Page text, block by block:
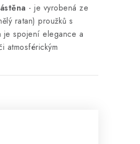
- je vyrobená ze
ratan) proužků s
je spojení elegance a
atmosférickým